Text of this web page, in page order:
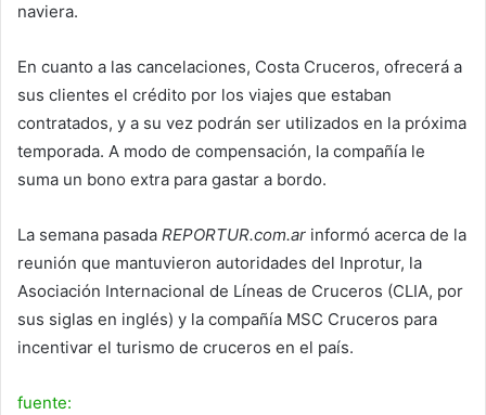
naviera.
En cuanto a las cancelaciones, Costa Cruceros, ofrecerá a
sus clientes el crédito por los viajes que estaban
contratados, y a su vez podrán ser utilizados en la próxima
temporada. A modo de compensación, la compañía le
suma un bono extra para gastar a bordo.
La semana pasada REPORTUR.com.ar informó acerca de la
reunión que mantuvieron autoridades del Inprotur, la
Asociación Internacional de Líneas de Cruceros (CLIA, por
sus siglas en inglés) y la compañía MSC Cruceros para
incentivar el turismo de cruceros en el país.
fuente: